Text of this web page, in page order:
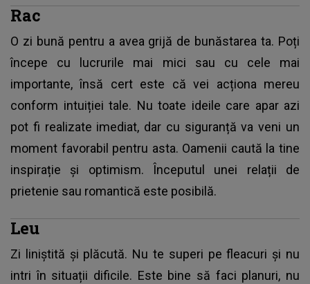
Rac
O zi bună pentru a avea grijă de bunăstarea ta. Poți
începe cu lucrurile mai mici sau cu cele mai
importante, însă cert este că vei acționa mereu
conform intuiției tale. Nu toate ideile care apar azi
pot fi realizate imediat, dar cu siguranță va veni un
moment favorabil pentru asta. Oamenii caută la tine
inspirație și optimism. Începutul unei relații de
prietenie sau romantică este posibilă.
Leu
Zi liniștită și plăcută. Nu te superi pe fleacuri și nu
intri în situații dificile. Este bine să faci planuri, nu